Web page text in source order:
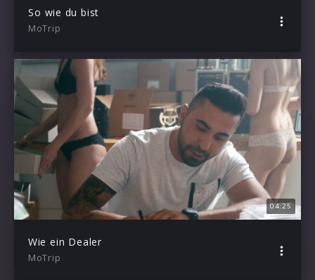
So wie du bist
MoTrip
04:25
Wie ein Dealer
MoTrip